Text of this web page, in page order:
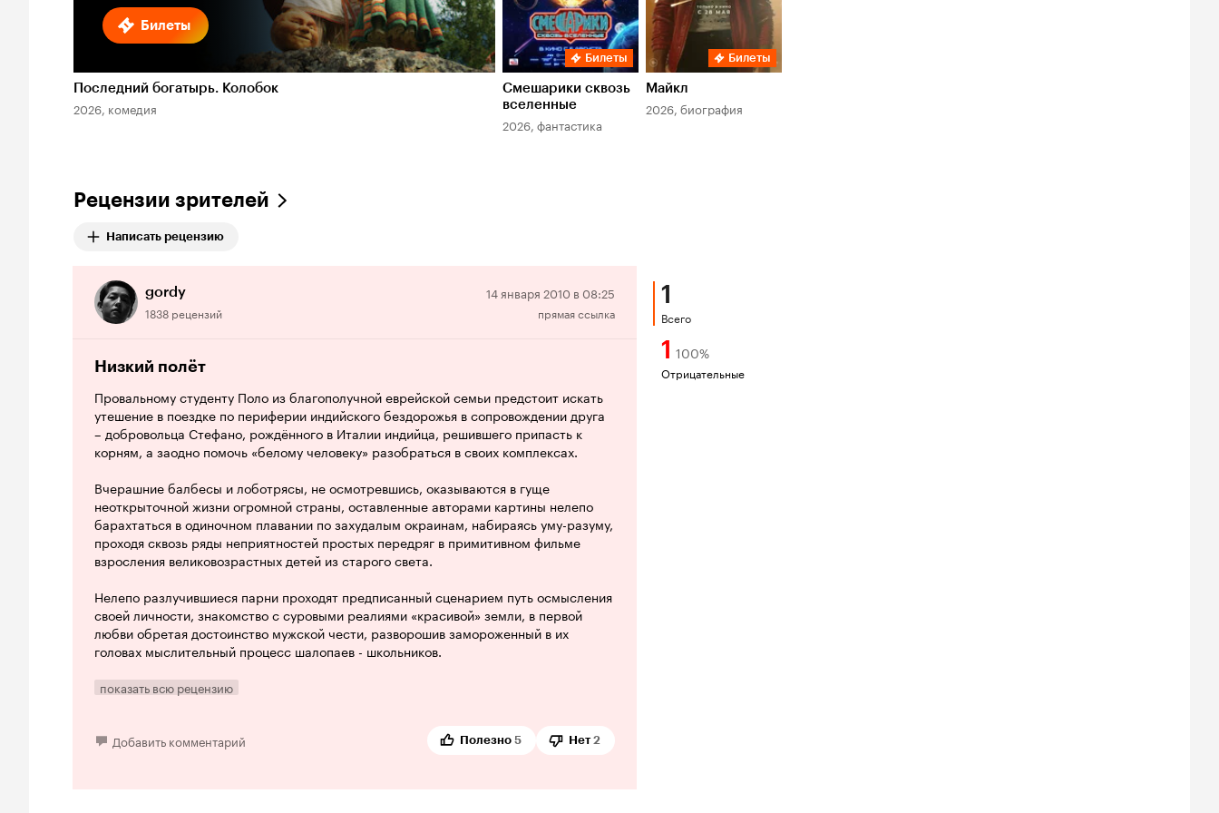
Билеты
Последний богатырь. Колобок
2026, комедия
Билеты
Смешарики сквозь
вселенные
2026, фантастика
Билеты
Майкл
2026, биография
Рецензии зрителей
Написать рецензию
gordy
1838 рецензий
Отрицательная
рецензия
14 января 2010 в 08:25
прямая ссылка
Низкий полёт
Провальному студенту Поло из благополучной еврейской семьи предстоит искать
утешение в поездке по периферии индийского бездорожья в сопровождении друга
– добровольца Стефано, рождённого в Италии индийца, решившего припасть к
корням, а заодно помочь «белому человеку» разобраться в своих комплексах.
Вчерашние балбесы и лоботрясы, не осмотревшись, оказываются в гуще
неоткрыточной жизни огромной страны, оставленные авторами картины нелепо
барахтаться в одиночном плавании по захудалым окраинам, набираясь уму-разуму,
проходя сквозь ряды неприятностей простых передряг в примитивном фильме
взросления великовозрастных детей из старого света.
Нелепо разлучившиеся парни проходят предписанный сценарием путь осмысления
своей личности, знакомство с суровыми реалиями «красивой» земли, в первой
любви обретая достоинство мужской чести, разворошив замороженный в их
головах мыслительный процесс шалопаев - школьников.
Однако ничего глубокого и серьёзного здесь не видно, есть только примитивное
возбуждение редкими всплесками скупых чувств.
показать всю рецензию
Добавить комментарий Полезно 5 Нет 2
1
Всего
1 100%
Отрицательные